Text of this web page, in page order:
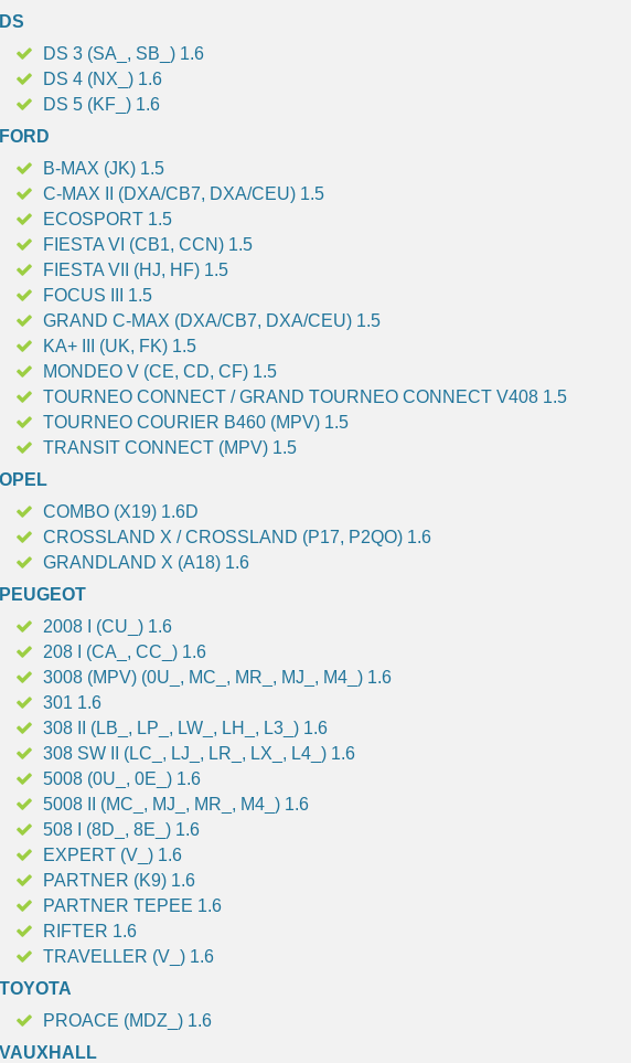
DS
DS 3 (SA_, SB_) 1.6
DS 4 (NX_) 1.6
DS 5 (KF_) 1.6
FORD
B-MAX (JK) 1.5
C-MAX II (DXA/CB7, DXA/CEU) 1.5
ECOSPORT 1.5
FIESTA VI (CB1, CCN) 1.5
FIESTA VII (HJ, HF) 1.5
FOCUS III 1.5
GRAND C-MAX (DXA/CB7, DXA/CEU) 1.5
KA+ III (UK, FK) 1.5
MONDEO V (CE, CD, CF) 1.5
TOURNEO CONNECT / GRAND TOURNEO CONNECT V408 1.5
TOURNEO COURIER B460 (MPV) 1.5
TRANSIT CONNECT (MPV) 1.5
OPEL
COMBO (X19) 1.6D
CROSSLAND X / CROSSLAND (P17, P2QO) 1.6
GRANDLAND X (A18) 1.6
PEUGEOT
2008 I (CU_) 1.6
208 I (CA_, CC_) 1.6
3008 (MPV) (0U_, MC_, MR_, MJ_, M4_) 1.6
301 1.6
308 II (LB_, LP_, LW_, LH_, L3_) 1.6
308 SW II (LC_, LJ_, LR_, LX_, L4_) 1.6
5008 (0U_, 0E_) 1.6
5008 II (MC_, MJ_, MR_, M4_) 1.6
508 I (8D_, 8E_) 1.6
EXPERT (V_) 1.6
PARTNER (K9) 1.6
PARTNER TEPEE 1.6
RIFTER 1.6
TRAVELLER (V_) 1.6
TOYOTA
PROACE (MDZ_) 1.6
VAUXHALL